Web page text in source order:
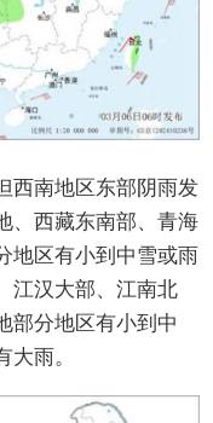
西南地区东部阴雨发
、西藏东南部、青海
地区有小到中雪或雨
江汉大部、江南北
部分地区有小到中
雨。